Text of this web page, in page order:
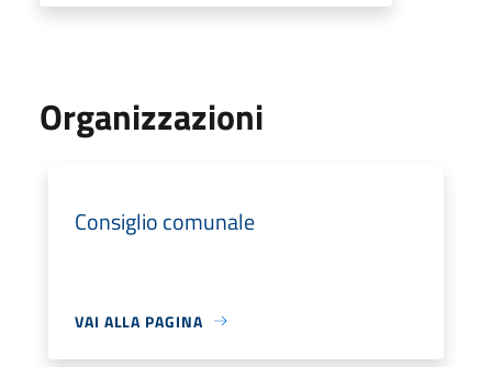
Organizzazioni
Consiglio comunale
VAI ALLA PAGINA